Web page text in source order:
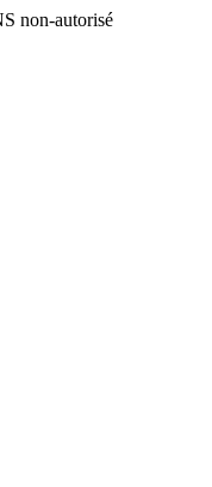
non-autorisé